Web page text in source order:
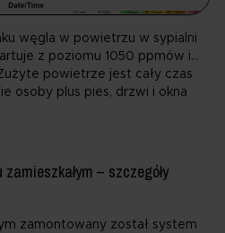
węgla w powietrzu w sypialni
z poziomu 1050 ppmów i…
powietrze jest cały czas
osoby plus pies, drzwi i okna
– szczegóły
zamontowany został system